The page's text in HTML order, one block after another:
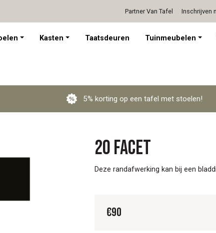
Persoonlijk advies op afspraak
Partner Van Tafel Inschrijven
Kasten Taatsdeuren Tuinmeubelen
5% korting op een tafel met stoelen!
20 Facet
Deze randafwerking kan bij een
€90